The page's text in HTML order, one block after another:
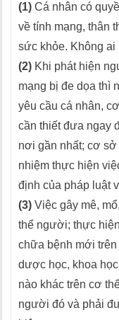
(1) Cá nhân có
về tính mạng, thân
sức khỏe. Không ai
(2) Khi phát hiện
mạng bị đe dọa thì
yêu cầu cá nhân,
cần thiết đưa ngay
nơi gần nhất; cơ sở
nhiệm thực hiện
định của pháp luật
(3) Việc gây mê,
thể người; thực
chữa bệnh mới
dược học, khoa
nào khác trên cơ
người đó và phải